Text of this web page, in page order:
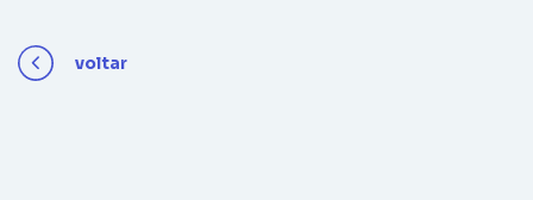
voltar